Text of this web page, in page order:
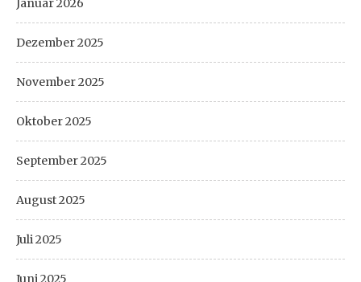
Januar 2026
Dezember 2025
November 2025
Oktober 2025
September 2025
August 2025
Juli 2025
Juni 2025